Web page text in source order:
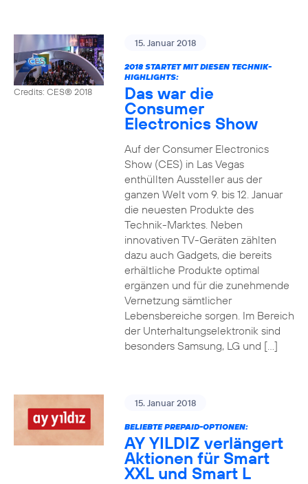
Credits: CES® 2018
15. Januar 2018
2018 STARTET MIT DIESEN TECHNIK-
HIGHLIGHTS:
Das war die
Consumer
Electronics Show
Auf der Consumer Electronics
Show (CES) in Las Vegas
enthüllten Aussteller aus der
ganzen Welt vom 9. bis 12. Januar
die neuesten Produkte des
Technik-Marktes. Neben
innovativen TV-Geräten zählten
dazu auch Gadgets, die bereits
erhältliche Produkte optimal
ergänzen und für die zunehmende
Vernetzung sämtlicher
Lebensbereiche sorgen. Im Bereich
der Unterhaltungselektronik sind
besonders Samsung, LG und […]
15. Januar 2018
BELIEBTE PREPAID-OPTIONEN:
AY YILDIZ verlängert
Aktionen für Smart
XXL und Smart L